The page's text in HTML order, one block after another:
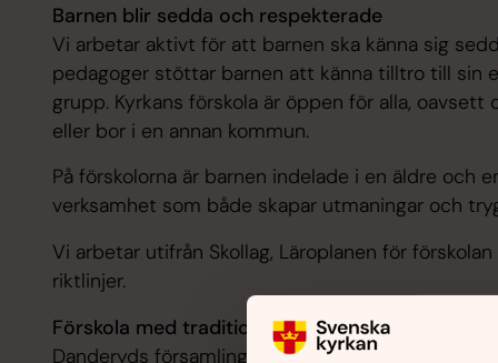
Barnen blir sedda och respekterade
Vi arbetar aktivt för att barnen ska känna sig
pedagoger stöttar barnen att känna tilltro till sin
grupp. Kyrkans förskola är öppen för alla,
eller bor i en annan kommun.
På förskolorna är barnen indelade i en äldre och
verksamhet som både skapar utmaningar och
Vi arbetar utifrån Skollag, Läroplanen för
riktlinjer.
Förskola med tradition
Danderyds församling har bedrivit